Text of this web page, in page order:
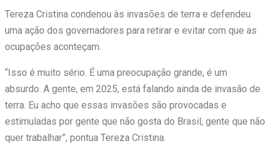
Tereza Cristina condenou às invasões de terra e defendeu
uma ação dos governadores para retirar e evitar com que as
ocupações aconteçam.
“Isso é muito sério. É uma preocupação grande, é um
absurdo. A gente, em 2025, está falando ainda de invasão de
terra. Eu acho que essas invasões são provocadas e
estimuladas por gente que não gosta do Brasil, gente que não
quer trabalhar”, pontua Tereza Cristina.